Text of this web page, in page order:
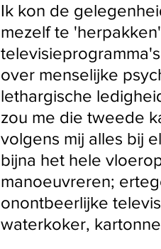
Ik kon de
mezelf te
over menselijke
lethargische
zou me die tweede
volgens mij alles bij
bijna het hele
manoeuvreren;
onontbeerlijke
waterkoker,